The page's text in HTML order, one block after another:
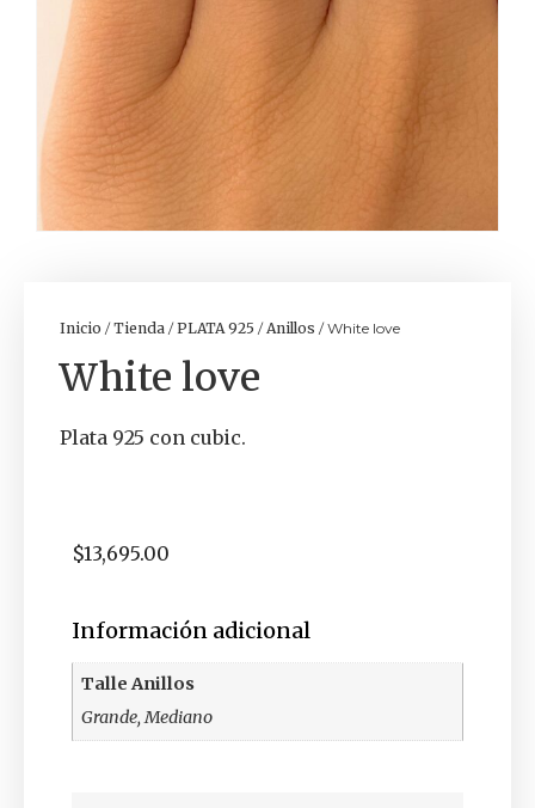
Inicio /Tienda /PLATA 925 / Anillos / White love
White love
Plata 925 con cubic.
$13,695.00
Información adicional
Talle Anillos
Grande, Mediano